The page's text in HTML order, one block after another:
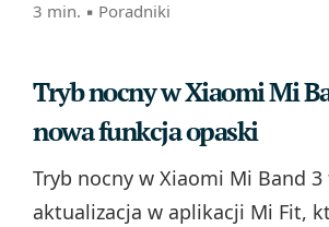
3 min. ▪ Poradniki
Tryb nocny w Xiaomi Mi
nowa funkcja opaski
Tryb nocny w Xiaomi Mi Band 3
aktualizacja w aplikacji Mi Fit,